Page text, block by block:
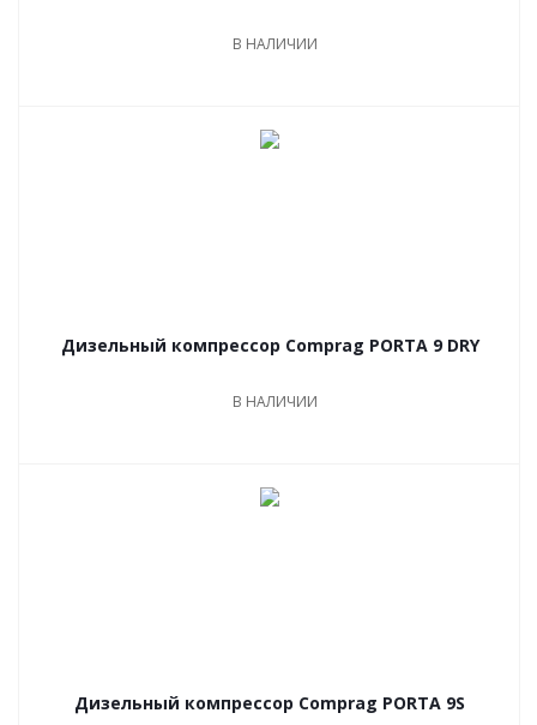
В НАЛИЧИИ
Дизельный компрессор Comprag PORTA 9 DRY
В НАЛИЧИИ
Дизельный компрессор Comprag PORTA 9S